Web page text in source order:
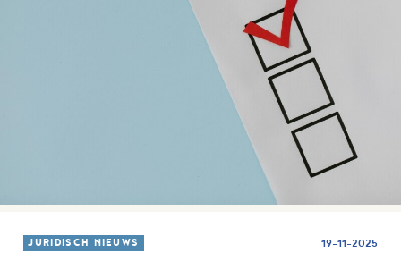
JURIDISCH NIEUWS 19-11-2025